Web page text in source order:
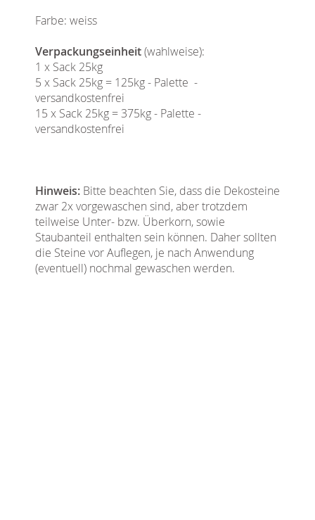
Farbe: weiss
Verpackungseinheit(wahlweise):
1 x Sack 25kg
5 x Sack 25kg = 125kg - Palette -
versandkostenfrei
15 x Sack 25kg = 375kg - Palette -
versandkostenfrei
Hinweis: Bitte beachten Sie, dass die Dekosteine
zwar 2x vorgewaschen sind, aber trotzdem
teilweise Unter- bzw. Überkorn, sowie
Staubanteil enthalten sein können. Daher sollten
die Steine vor Auflegen, je nach Anwendung
(eventuell) nochmal gewaschen werden.